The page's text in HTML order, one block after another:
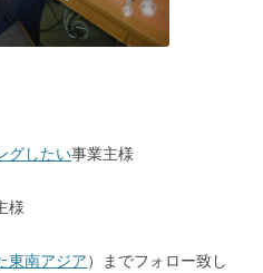
グしたい事業主様
様
東南アジア）までフォロー致し